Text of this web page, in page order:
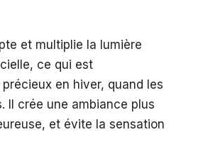
et multiplie la lumière
ce qui est
en hiver, quand les
Il crée une ambiance plus
et évite la sensation